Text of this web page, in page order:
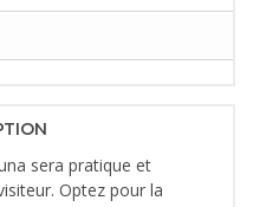
sera pratique et
Optez pour la